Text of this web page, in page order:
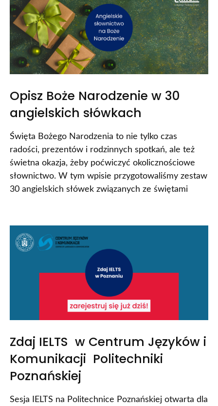
Opisz Boże Narodzenie w 30
angielskich słówkach
Święta Bożego Narodzenia to nie tylko czas
radości, prezentów i rodzinnych spotkań, ale też
świetna okazja, żeby poćwiczyć okolicznościowe
słownictwo. W tym wpisie przygotowaliśmy zestaw
30 angielskich słówek związanych ze świętami
Zdaj IELTS w Centrum Języków i
Komunikacji Politechniki
Poznańskiej
Sesja IELTS na Politechnice Poznańskiej otwarta dla